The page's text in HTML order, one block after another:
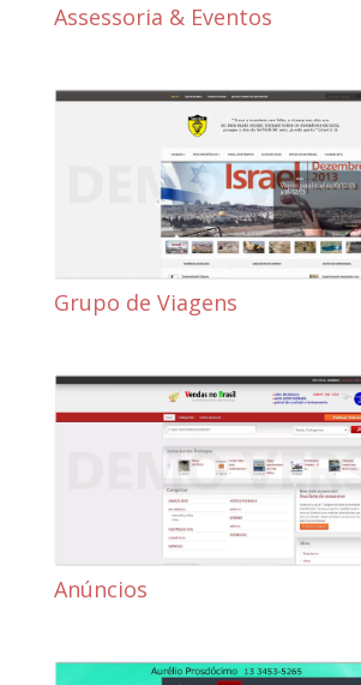
Assessoria & Eventos
Grupo de Viagens
Anúncios